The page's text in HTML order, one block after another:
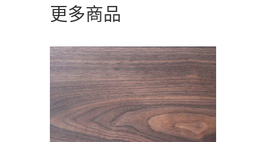
更多商品